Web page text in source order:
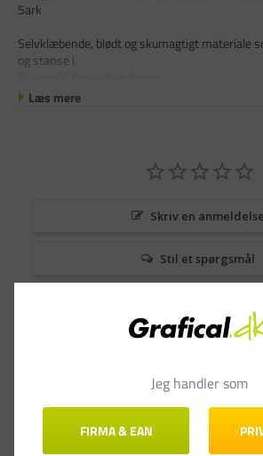
5ark
Selvklæbende, blødt og skumagtigt materiale
og stanse i
Læs mere
Skriv en anmeldelse
Stil et spørgsmål
Jeg handler som
FIRMA & EAN